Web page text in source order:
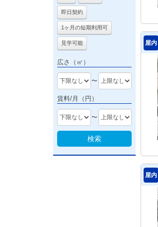
即日契約
1ヶ月の短期利用可
見学可能
広さ（㎡）
〜
賃料/月（円）
〜
検索
屋内
屋内